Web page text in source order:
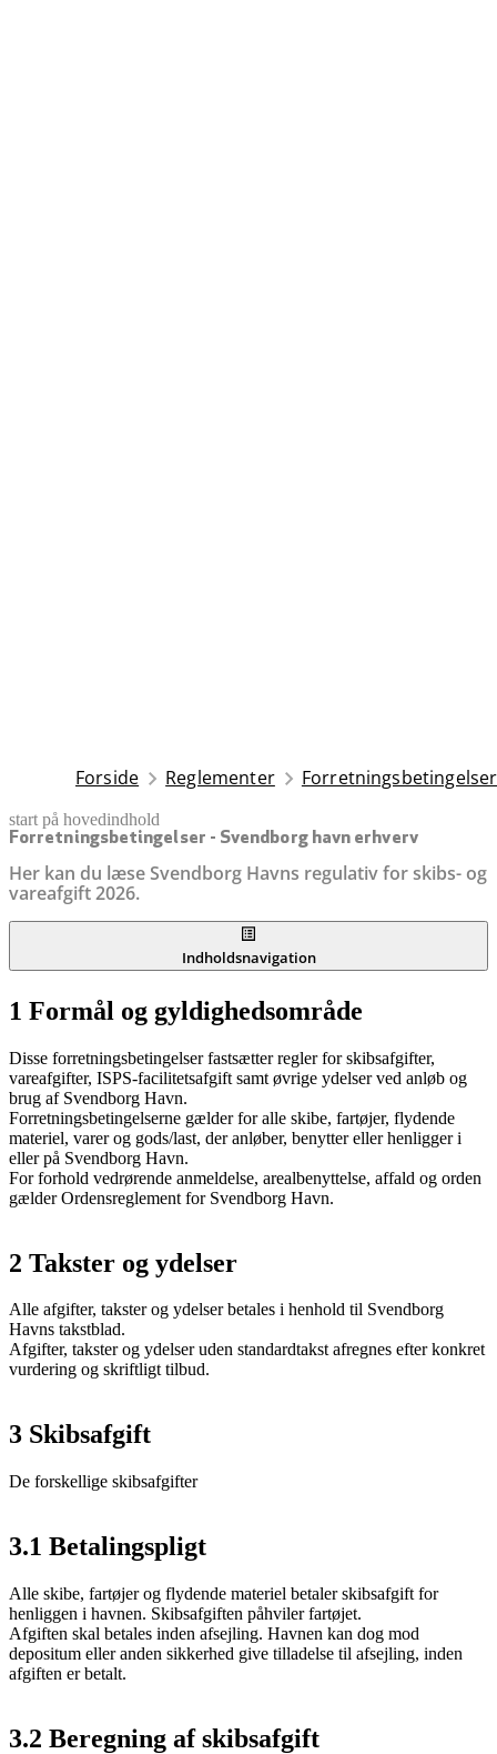
Forside Reglementer
start på hovedindhold
Forretningsbetingelser - Svendborg havn erhverv
Her kan du læse Svendborg Havns regulativ for skibs- og
vareafgift 2026.
senest opdateret 22. december 2025
Indholdsnavigation
1 Formål og gyldighedsområde
Disse forretningsbetingelser fastsætter regler for skibsafgifter,
vareafgifter, ISPS-facilitetsafgift samt øvrige ydelser ved anløb og
brug af Svendborg Havn.
Forretningsbetingelserne gælder for alle skibe, fartøjer, flydende
materiel, varer og gods/last, der anløber, benytter eller henligger i
eller på Svendborg Havn.
For forhold vedrørende anmeldelse, arealbenyttelse, affald og orden
gælder Ordensreglement for Svendborg Havn.
2 Takster og ydelser
Alle afgifter, takster og ydelser betales i henhold til Svendborg
Havns takstblad.
Afgifter, takster og ydelser uden standardtakst afregnes efter konkret
vurdering og skriftligt tilbud.
3 Skibsafgift
De forskellige skibsafgifter
3.1 Betalingspligt
Alle skibe, fartøjer og flydende materiel betaler skibsafgift for
henliggen i havnen. Skibsafgiften påhviler fartøjet.
Afgiften skal betales inden afsejling. Havnen kan dog mod
depositum eller anden sikkerhed give tilladelse til afsejling, inden
afgiften er betalt.
3.2 Beregning af skibsafgift